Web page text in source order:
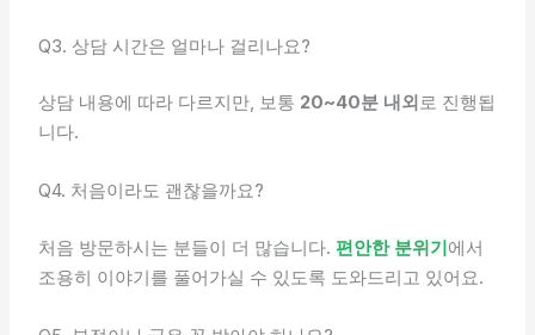
Q3. 상담 시간은 얼마나 걸리나요?
상담 내용에 따라 다르지만, 보통 20~40분 내외로 진행됩
니다.
Q4. 처음이라도 괜찮을까요?
처음 방문하시는 분들이 더 많습니다. 편안한 분위기에서
조용히 이야기를 풀어가실 수 있도록 도와드리고 있어요.